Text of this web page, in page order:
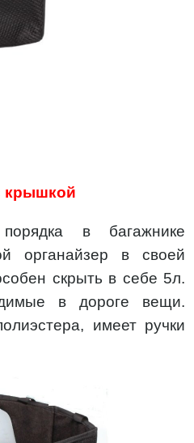
крышкой
в багажнике
органайзер в своей
скрыть в себе 5л.
в дороге вещи.
имеет ручки